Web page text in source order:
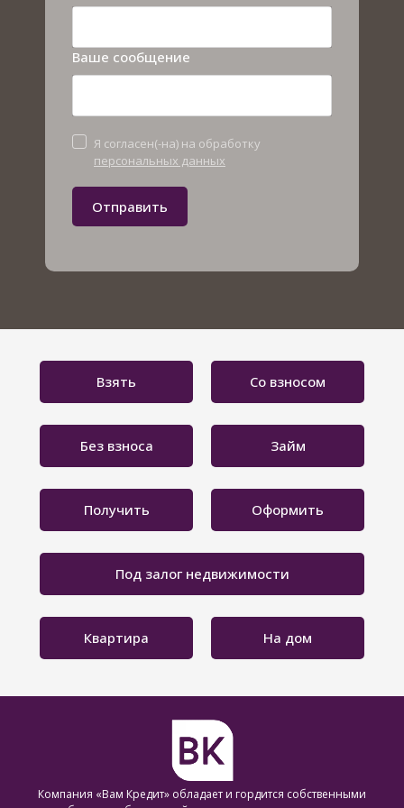
Ваше сообщение
Отправить
Я согласен(-на) на обработку
персональных данных
Квартира На дом
Со взносом
Без взноса Займ
Получить Оформить
Под залог недвижимости
Взять
Компания «Вам Кредит» обладает и гордится собственными